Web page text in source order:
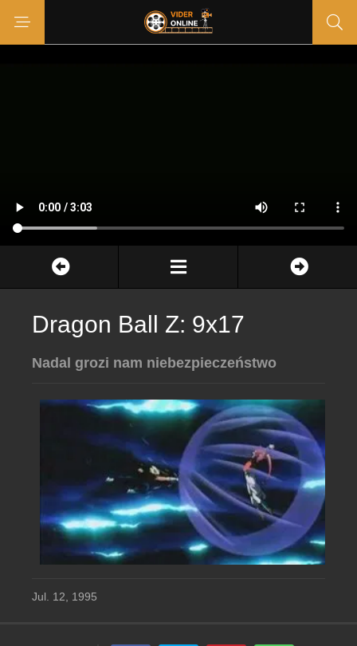
Dragon Ball Z: 9x17
Nadal grozi nam niebezpieczeństwo
Jul. 12, 1995